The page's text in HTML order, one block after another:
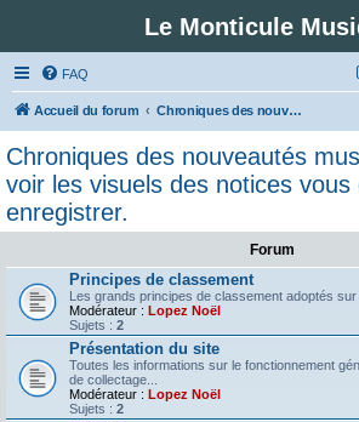
Le Monticule
FAQ
Accueil du forum Chroniques des nouveautés musicales : Pour voir les visuels des notices vous devez vous enregistrer.
Chroniques des nouveautés
voir les visuels des notices vous
enregistrer.
Forum
Principes de classement
Les grands principes de classement adoptés sur
Modérateur : Lopez Noël
Sujets : 2
Présentation du site
Toutes les informations sur le fonctionnement
de collectage...
Modérateur : Lopez Noël
Sujets : 2